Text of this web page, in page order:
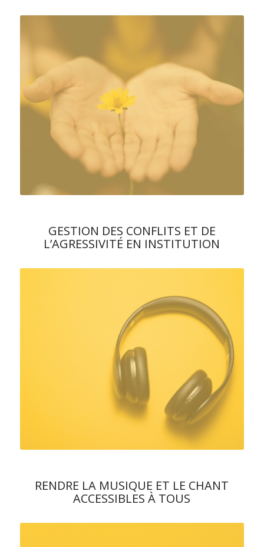
GESTION DES CONFLITS ET DE
L’AGRESSIVITÉ EN INSTITUTION
RENDRE LA MUSIQUE ET LE CHANT
ACCESSIBLES À TOUS